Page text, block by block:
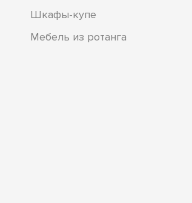
Шкафы-купе
Мебель из ротанга